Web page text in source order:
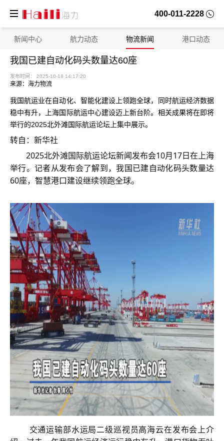
400-011-2228
新闻中心 航力动态 物流新闻 港口动态
我国已建自动化码头数量达60座
发布时间： 2025-10-18 14:17:20
来源：海力物流
我国航运业在自动化、智能化建设上领跑全球，同时航运经济数据
稳中有升，上海国际航运中心建设迈上新台阶。相关成果将在即将
举行的2025北外滩国际航运论坛上集中展示。
转自：新华社
2025北外滩国际航运论坛新闻发布会10月17日在上海
举行。记者从发布会了解到，我国已建自动化码头数量达
60座，智慧港口建设继续领跑全球。
交通运输部水运局二级巡视员高海云在发布会上介